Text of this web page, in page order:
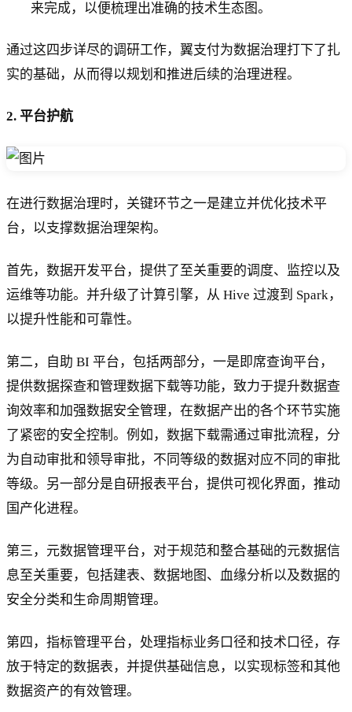
来完成，以便梳理出准确的技术生态图。
通过这四步详尽的调研工作，翼支付为数据治理打下了扎
实的基础，从而得以规划和推进后续的治理进程。
2. 平台护航
在进行数据治理时，关键环节之一是建立并优化技术平
台，以支撑数据治理架构。
首先，数据开发平台，提供了至关重要的调度、监控以及
运维等功能。并升级了计算引擎，从 Hive 过渡到 Spark，
以提升性能和可靠性。
第二，自助 BI 平台，包括两部分，一是即席查询平台，
提供数据探查和管理数据下载等功能，致力于提升数据查
询效率和加强数据安全管理，在数据产出的各个环节实施
了紧密的安全控制。例如，数据下载需通过审批流程，分
为自动审批和领导审批，不同等级的数据对应不同的审批
等级。另一部分是自研报表平台，提供可视化界面，推动
国产化进程。
第三，元数据管理平台，对于规范和整合基础的元数据信
息至关重要，包括建表、数据地图、血缘分析以及数据的
安全分类和生命周期管理。
第四，指标管理平台，处理指标业务口径和技术口径，存
放于特定的数据表，并提供基础信息，以实现标签和其他
数据资产的有效管理。